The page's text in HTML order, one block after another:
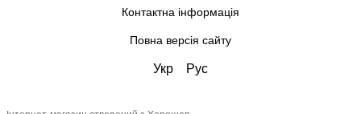
Контактна інформація
Повна версія сайту
Укр Рус